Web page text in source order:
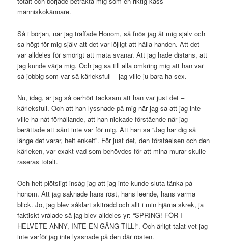
människokännare.
Så i början, när jag träffade Honom, så fnös jag åt mig själv och
sa högt för mig själv att det var löjligt att hålla handen. Att det
var alldeles för smörigt att mata svanar. Att jag hade distans, att
jag kunde värja mig. Och jag sa till alla omkring mig att han var
så jobbig som var så kärleksfull – jag ville ju bara ha sex.
Nu, idag, är jag så oerhört tacksam att han var just det –
kärleksfull. Och att han lyssnade på mig när jag sa att jag inte
ville ha nåt förhållande, att han nickade förstående när jag
berättade att sånt inte var för mig. Att han sa “Jag har dig så
länge det varar, helt enkelt”. För just det, den förståelsen och den
kärleken, var exakt vad som behövdes för att mina murar skulle
raseras totalt.
Och helt plötsligt insåg jag att jag inte kunde sluta tänka på
honom. Att jag saknade hans röst, hans leende, hans varma
blick. Jo, jag blev såklart skiträdd och allt i min hjärna skrek, ja
faktiskt vrålade så jag blev alldeles yr: “SPRING! FÖR I
HELVETE ANNY, INTE EN GÅNG TILL!”. Och ärligt talat vet jag
inte varför jag inte lyssnade på den där rösten.